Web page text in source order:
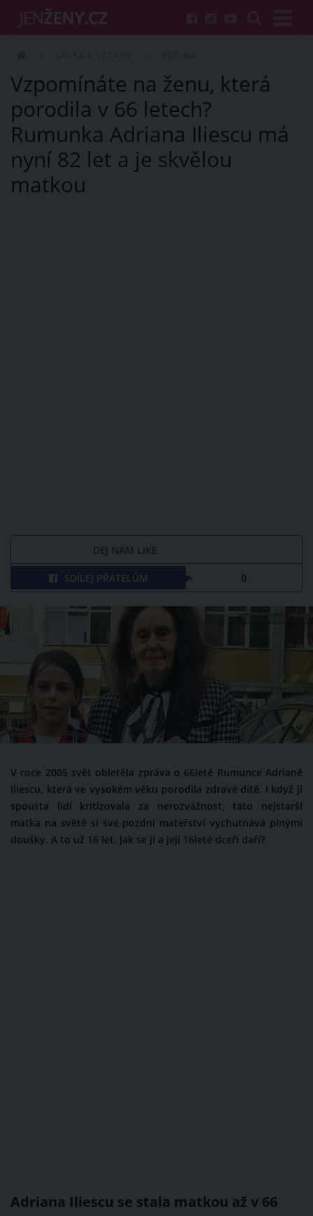
Vzpomínáte na ženu, která
porodila v 66 letech?
Rumunka Adriana Iliescu má
nyní 82 let a je skvělou
matkou
DEJ NÁM LIKE
SDÍLEJ PŘÁTELŮM 0
V roce 2005 svět obletěla zpráva o 66leté Rumunce Adrianě
Iliescu, která ve vysokém věku porodila zdravé dítě. I když ji
spousta lidí kritizovala za nerozvážnost, tato nejstarší
matka na světě si své pozdní mateřství vychutnává plnými
doušky. A to už 16 let. Jak se jí a její 16leté dceři daří?
Adriana Iliescu se stala matkou až v 66